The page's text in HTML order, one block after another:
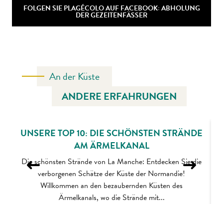
FOLGEN SIE PLAGÉCOLO AUF FACEBOOK: ABHOLUNG
DER GEZEITENFÄSSER
An der Küste
ANDERE ERFAHRUNGEN
UNSERE TOP 10: DIE SCHÖNSTEN STRÄNDE
AM ÄRMELKANAL
Die schönsten Strände von La Manche: Entdecken Sie die
verborgenen Schätze der Küste der Normandie!
Willkommen an den bezaubernden Küsten des
Ärmelkanals, wo die Strände mit...